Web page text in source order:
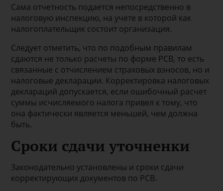
Сама отчетность подается непосредственно в
налоговую инспекцию, на учете в которой как
налогоплательщик состоит организация.
Следует отметить, что по подобным правилам
сдаются не только расчеты по форме РСВ, то есть
связанные с отчислением страховых взносов, но и
налоговые декларации. Корректировка налоговых
деклараций допускается, если ошибочный расчет
суммы исчисляемого налога привел к тому, что
она фактически является меньшей, чем должна
быть.
Сроки сдачи уточненки
Законодательно установлены и сроки сдачи
корректирующих документов по РСВ.